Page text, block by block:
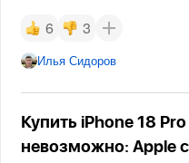
6 3
Илья Сидоров
Купить iPhone 18
невозможно: Apple